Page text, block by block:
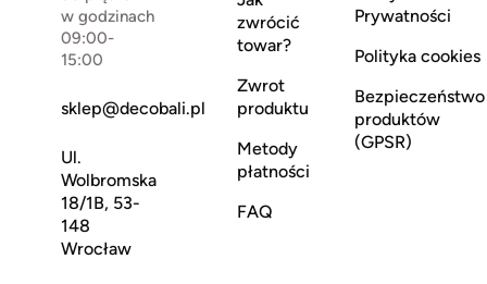
w godzinach
09:00-
15:00
sklep@decobali.pl
Ul.
Wolbromska
18/1B, 53-
148
Wrocław
zwrócić
towar?
Zwrot
produktu
Metody
płatności
FAQ
Prywatności
Polityka cookies
Bezpieczeństwo
produktów
(GPSR)